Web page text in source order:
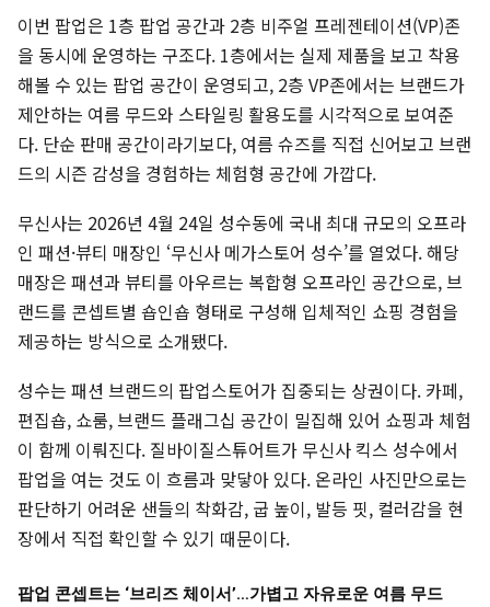
이번 팝업은 1층 팝업 공간과 2층 비주얼 프레젠테이션(VP)존
을 동시에 운영하는 구조다. 1층에서는 실제 제품을 보고 착용
해볼 수 있는 팝업 공간이 운영되고, 2층 VP존에서는 브랜드가
제안하는 여름 무드와 스타일링 활용도를 시각적으로 보여준
다. 단순 판매 공간이라기보다, 여름 슈즈를 직접 신어보고 브랜
드의 시즌 감성을 경험하는 체험형 공간에 가깝다.
무신사는 2026년 4월 24일 성수동에 국내 최대 규모의 오프라
인 패션·뷰티 매장인 ‘무신사 메가스토어 성수’를 열었다. 해당
매장은 패션과 뷰티를 아우르는 복합형 오프라인 공간으로, 브
랜드를 콘셉트별 숍인숍 형태로 구성해 입체적인 쇼핑 경험을
제공하는 방식으로 소개됐다.
성수는 패션 브랜드의 팝업스토어가 집중되는 상권이다. 카페,
편집숍, 쇼룸, 브랜드 플래그십 공간이 밀집해 있어 쇼핑과 체험
이 함께 이뤄진다. 질바이질스튜어트가 무신사 킥스 성수에서
팝업을 여는 것도 이 흐름과 맞닿아 있다. 온라인 사진만으로는
판단하기 어려운 샌들의 착화감, 굽 높이, 발등 핏, 컬러감을 현
장에서 직접 확인할 수 있기 때문이다.
팝업 콘셉트는 ‘브리즈 체이서’…가볍고 자유로운 여름 무드